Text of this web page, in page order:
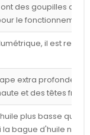
des goupilles
le fonctionnement
il est
extra profondes
et des têtes
plus basse que
bague d'huile